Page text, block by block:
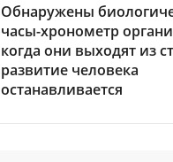
Обнаружены
часы-хронометр
когда они выходят из
развитие человека
останавливается